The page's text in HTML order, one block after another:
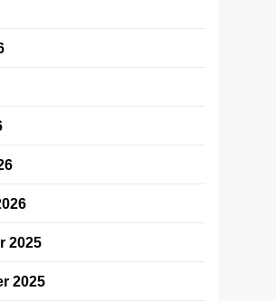
2025
2025